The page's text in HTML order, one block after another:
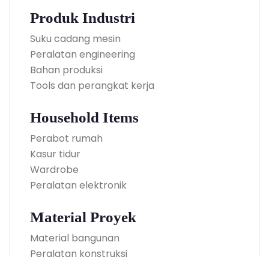
Produk Industri
Suku cadang mesin
Peralatan engineering
Bahan produksi
Tools dan perangkat kerja
Household Items
Perabot rumah
Kasur tidur
Wardrobe
Peralatan elektronik
Material Proyek
Material bangunan
Peralatan konstruksi